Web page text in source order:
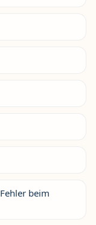
beim